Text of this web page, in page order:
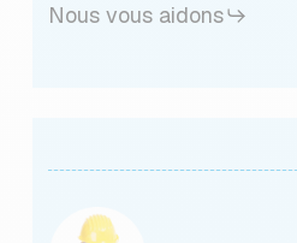
Nous vous aidons